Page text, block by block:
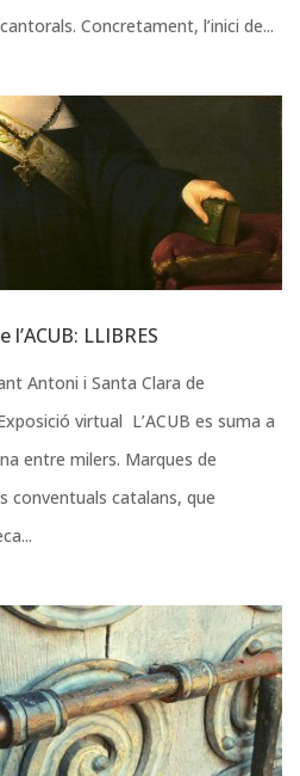
Concretament, l’inici de...
LLIBRES
Antoni i Santa Clara de
virtual L’ACUB es suma a
entre milers. Marques de
conventuals catalans, que